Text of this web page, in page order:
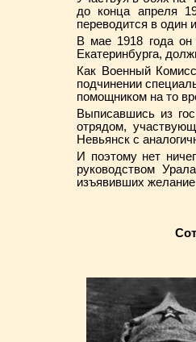
до конца апреля
переводится в один
В мае 1918 года он
Екатеринбурга,
Как Военный
подчинении
помощником на то
Выписавшись из
отрядом,
Невьянск с
И поэтому нет
руководством
изъявивших